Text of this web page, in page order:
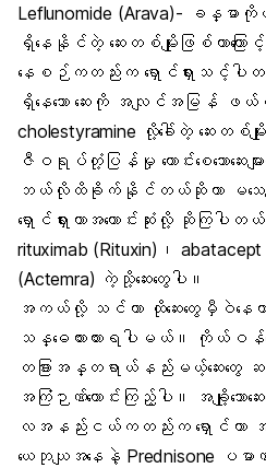
Leflunomide (Arava)- ခန္ဓာ
ရှိနေနိုင်တဲ့ ဆေးတစ်မျိုးဖြစ်တာ
နေစဉ်ကတည်းက ရှောင်ရှားသင့်ပ
ရှိနေသော ဆေးကို အလျင်အမြန်
cholestyramine လို့ခေါ်တဲ့ ဆေးတစ်
ဇီဝရုပ်တုံ့ပြန်မှု ကောင်းစေသောဆေးမျာ
ဘယ်လိုထိခိုက်နိုင်တယ်ဆိုတာ မသေချ
ရှောင်ရှားတာအကောင်းဆုံးလို့ ဆိုကြပါ
rituximab (Rituxin)၊
(Actemra) ကဲ့သို့ဆေးတွေပါ။
အကယ်လို့ သင်ဟာ ထိုဆေးတွေမှီဝဲန
သန္ဓေတားထားရပါမယ်။ ကိုယ်ဝန်
တခြားအန္တရာယ်နည်းမယ့်ဆေးတွ
အကြံဉာဏ်တောင်းကြည့်ပါ။ အချို့သ
လအနည်းငယ်ကတည်းက ရှောင်တာ အ
ယေဘုယျအနေနဲ့ Prednisone ပမ